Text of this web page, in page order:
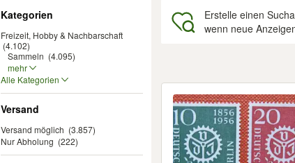
Kategorien
Freizeit, Hobby & Nachbarschaft
(4.102)
Sammeln (4.095)
mehr
Alle Kategorien
Versand
Versand möglich (3.857)
Nur Abholung (222)
Erstelle einen
wenn neue